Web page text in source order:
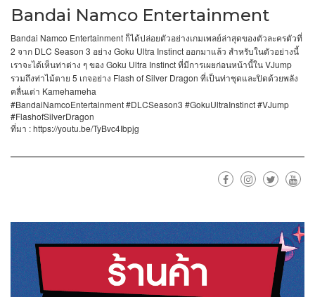
Bandai Namco Entertainment
Bandai Namco Entertainment ก็ได้ปล่อยตัวอย่างเกมเพลย์ล่าสุดของตัวละครตัวที่
2 จาก DLC Season 3 อย่าง Goku Ultra Instinct ออกมาแล้ว สำหรับในตัวอย่างนี้
เราจะได้เห็นท่าต่าง ๆ ของ Goku Ultra Instinct ที่มีการเผยก่อนหน้านี้ใน VJump
รวมถึงท่าไม้ตาย 5 เกจอย่าง Flash of Silver Dragon ที่เป็นท่าชุดและปิดด้วยพลัง
คลื่นเต่า Kamehameha
#BandaiNamcoEntertainment #DLCSeason3 #GokuUltraInstinct #VJump
#FlashofSilverDragon
ที่มา : https://youtu.be/TyBvc4Ibpjg